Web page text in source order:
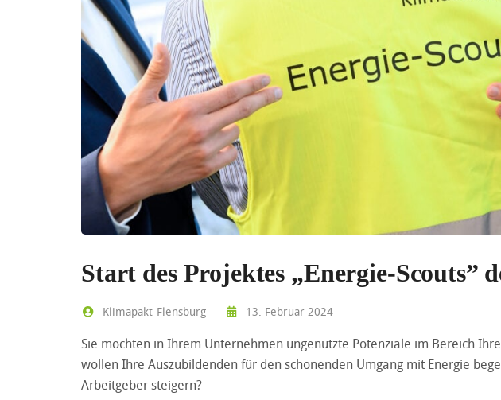
Start des Projektes „Energie-Scouts”
Klimapakt-Flensburg 13. Februar 2024
Sie möchten in Ihrem Unternehmen ungenutzte Potenziale im Bereich
wollen Ihre Auszubildenden für den schonenden Umgang mit Energie
Arbeitgeber steigern?